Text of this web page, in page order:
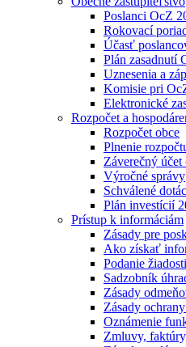
Poslanci OcZ
Rokovací
Účasť
Plán zasadnutí
Uznesenia a
Komisie pri
Elektronické
Rozpočet a
Rozpočet obce
Plnenie
Záverečný účet
Výročné správy
Schválené
Plán investícií
Prístup k informáciám
Zásady pre
Ako získať
Podanie
Sadzobník
Zásady
Zásady
Oznámenie
Zmluvy,